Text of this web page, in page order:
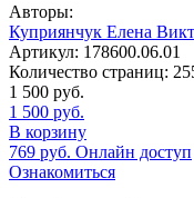
Авторы:
Куприянчук Елена
Артикул: 178600.06.01
Количество страниц:
1 500 руб.
1 500 руб.
В корзину
769 руб. Онлайн доступ
Ознакомиться